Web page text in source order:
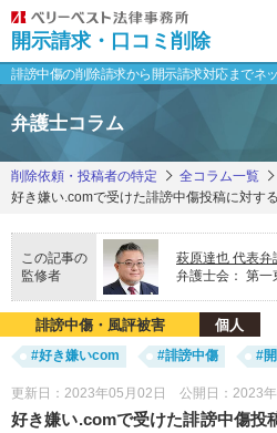
開示請求・口コミ削除
誹謗中傷の削除請求から開示請求対応までネ
弁護士コラム
削除依頼・投稿者の特定 全コラム一覧
好き嫌い.comで受けた誹謗中傷投稿に対す
この記事の
監修者
萩原達也 代表弁
弁護士会： 第一
誹謗中傷・風評被害 個人
更新日：2023年05月02日 公開日：2023年
好き嫌い.comで受けた誹謗中傷投
#好き嫌いcom #誹謗中傷 #